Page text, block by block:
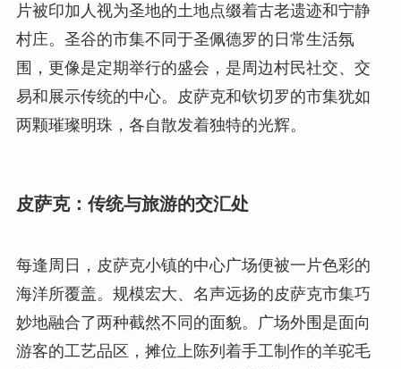
片被印加人视为圣地的土地点缀着古老遗迹和宁静
村庄。圣谷的市集不同于圣佩德罗的日常生活氛
围，更像是定期举行的盛会，是周边村民社交、交
易和展示传统的中心。皮萨克和钦切罗的市集犹如
两颗璀璨明珠，各自散发着独特的光辉。
皮萨克：传统与旅游的交汇处
每逢周日，皮萨克小镇的中心广场便被一片色彩的
海洋所覆盖。规模宏大、名声远扬的皮萨克市集巧
妙地融合了两种截然不同的面貌。广场外围是面向
游客的工艺品区，摊位上陈列着手工制作的羊驼毛